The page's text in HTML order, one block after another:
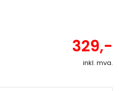
329,-
inkl. mva.